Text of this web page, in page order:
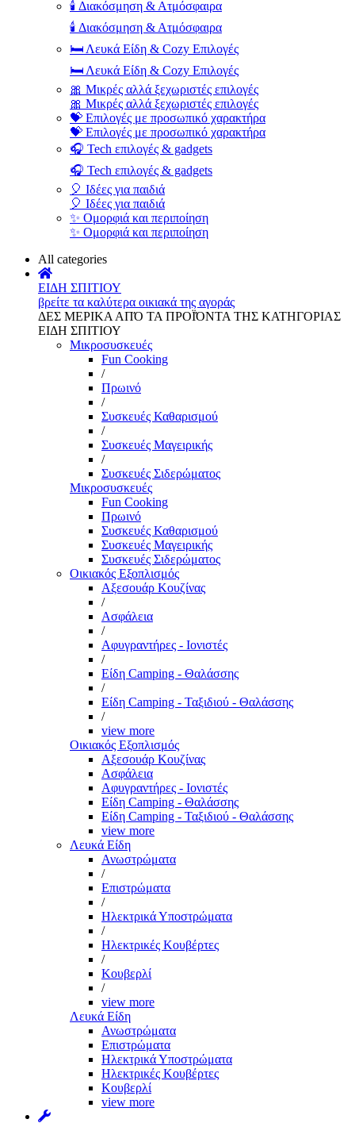
🕯️ Διακόσμηση & Ατμόσφαιρα
🕯️ Διακόσμηση & Ατμόσφαιρα
🛏️ Λευκά Είδη & Cozy Επιλογές
🛏️ Λευκά Είδη & Cozy Επιλογές
🎀 Μικρές αλλά ξεχωριστές επιλογές
🎀 Μικρές αλλά ξεχωριστές επιλογές
💝 Επιλογές με προσωπικό χαρακτήρα
💝 Επιλογές με προσωπικό χαρακτήρα
🎧 Tech επιλογές & gadgets
🎧 Tech επιλογές & gadgets
🎈 Ιδέες για παιδιά
🎈 Ιδέες για παιδιά
✨ Ομορφιά και περιποίηση
✨ Ομορφιά και περιποίηση
All categories
ΕΙΔΗ ΣΠΙΤΙΟΥ
βρείτε τα καλύτερα οικιακά της αγοράς
ΔΕΣ ΜΕΡΙΚΑ ΑΠΌ ΤΑ ΠΡΟΪΌΝΤΑ ΤΗΣ ΚΑΤΗΓΟΡΙΑΣ
ΕΙΔΗ ΣΠΙΤΙΟΥ
Μικροσυσκευές
Fun Cooking
/
Πρωινό
/
Συσκευές Καθαρισμού
/
Συσκευές Μαγειρικής
/
Συσκευές Σιδερώματος
Μικροσυσκευές
Fun Cooking
Πρωινό
Συσκευές Καθαρισμού
Συσκευές Μαγειρικής
Συσκευές Σιδερώματος
Οικιακός Εξοπλισμός
Αξεσουάρ Κουζίνας
/
Ασφάλεια
/
Αφυγραντήρες - Ιονιστές
/
Είδη Camping - Θαλάσσης
/
Είδη Camping - Ταξιδιού - Θαλάσσης
/
view more
Οικιακός Εξοπλισμός
Αξεσουάρ Κουζίνας
Ασφάλεια
Αφυγραντήρες - Ιονιστές
Είδη Camping - Θαλάσσης
Είδη Camping - Ταξιδιού - Θαλάσσης
view more
Λευκά Είδη
Ανωστρώματα
/
Επιστρώματα
/
Ηλεκτρικά Υποστρώματα
/
Ηλεκτρικές Κουβέρτες
/
Κουβερλί
/
view more
Λευκά Είδη
Ανωστρώματα
Επιστρώματα
Ηλεκτρικά Υποστρώματα
Ηλεκτρικές Κουβέρτες
Κουβερλί
view more